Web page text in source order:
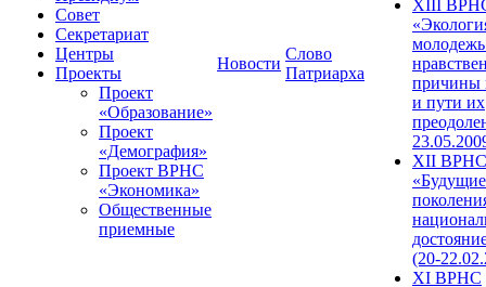
Совет
Секретариат
Центры
Проекты
Проект
«Образование»
Проект
«Демография»
Проект ВРНС
«Экономика»
Общественные
приемные
Новости
Слово
Патриарха
XIII
причины
и пути их
XII ВРНС
«Будущие
(20-
XI ВРНС